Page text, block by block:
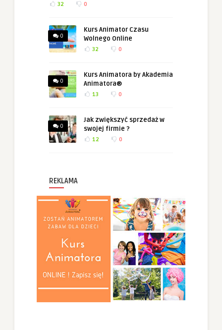
32 0
0
Kurs Animator Czasu
Wolnego Online
32 0
0
Kurs Animatora by Akademia
Animatora®
13 0
0
Jak zwiększyć sprzedaż w
swojej firmie ?
12 0
REKLAMA